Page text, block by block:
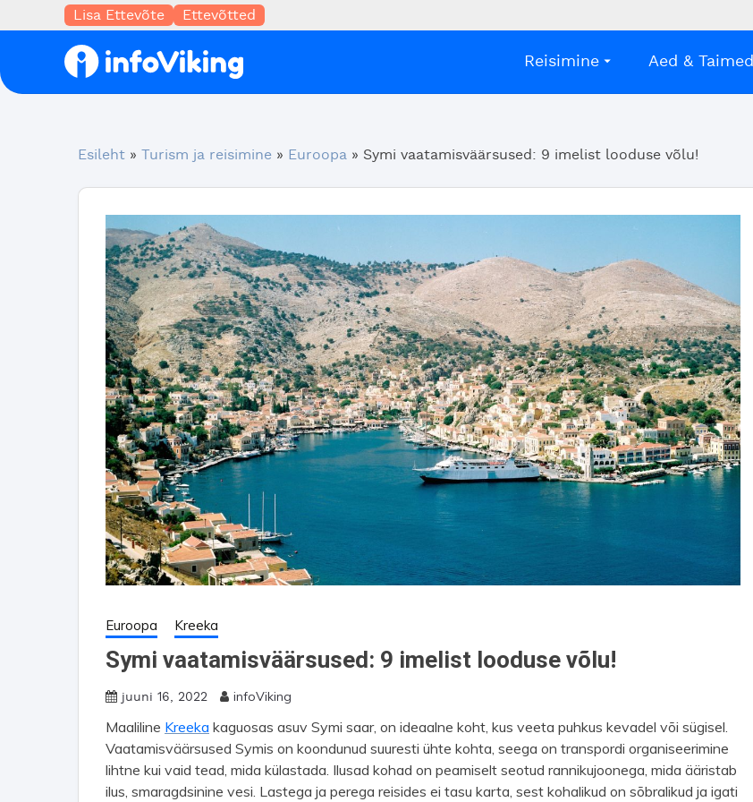
Lisa Ettevõte Ettevõtted
Reisimine Aed & Taimed
Esileht » Turism ja reisimine » Euroopa » Symi vaatamisväärsused: 9 imelist looduse võlu!
Euroopa Kreeka
Symi vaatamisväärsused: 9 imelist looduse võlu!
juuni 16, 2022 infoViking
Maaliline Kreeka kaguosas asuv Symi saar, on ideaalne koht, kus veeta puhkus kevadel või sügisel.
Vaatamisväärsused Symis on koondunud suuresti ühte kohta, seega on transpordi organiseerimine
lihtne kui vaid tead, mida külastada. Ilusad kohad on peamiselt seotud rannikujoonega, mida ääristab
ilus, smaragdsinine vesi. Lastega ja perega reisides ei tasu karta, sest kohalikud on sõbralikud ja igati